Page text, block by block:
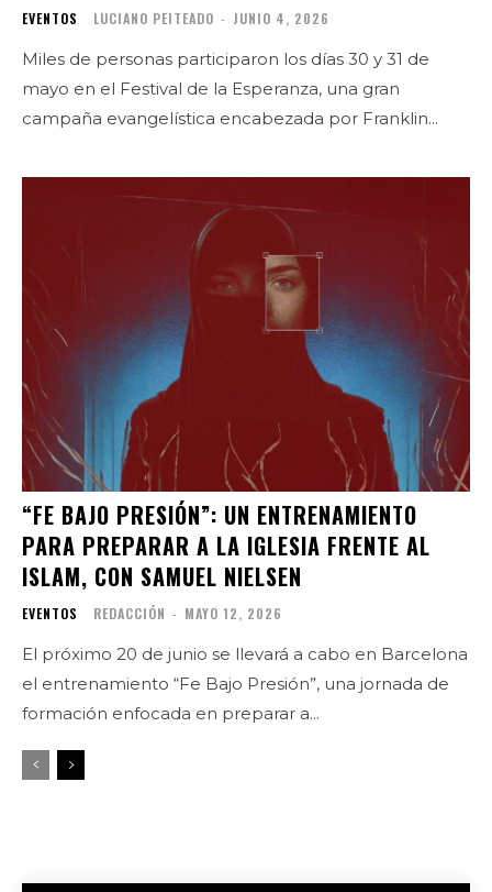
EVENTOS LUCIANO PEITEADO - JUNIO 4, 2026
Miles de personas participaron los días 30 y 31 de
mayo en el Festival de la Esperanza, una gran
campaña evangelística encabezada por Franklin...
“FE BAJO PRESIÓN”: UN ENTRENAMIENTO
PARA PREPARAR A LA IGLESIA FRENTE AL
ISLAM, CON SAMUEL NIELSEN
EVENTOS REDACCIÓN - MAYO 12, 2026
El próximo 20 de junio se llevará a cabo en Barcelona
el entrenamiento “Fe Bajo Presión”, una jornada de
formación enfocada en preparar a...